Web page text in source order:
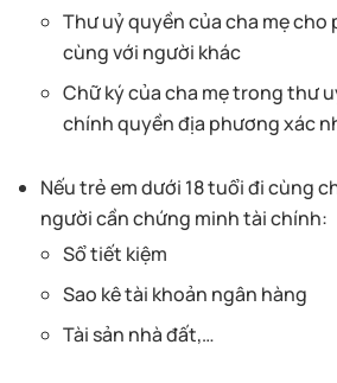
Thư uỷ quyền của cha mẹ cho
cùng với người khác
Chữ ký của cha mẹ trong thư
chính quyền địa phương xác
Nếu trẻ em dưới 18 tuổi đi cùng
người cần chứng minh tài chính:
Sổ tiết kiệm
Sao kê tài khoản ngân hàng
Tài sản nhà đất,…